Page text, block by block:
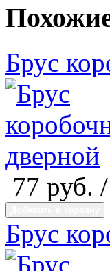
Брус
77 руб. /
Брус